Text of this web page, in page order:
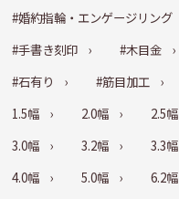
#婚約指輪・エンゲージリング
#手書き刻印
#木目金
#石有り
#筋目加工
1.5幅
2.0幅 2.5幅
3.0幅
3.2幅 3.3幅
4.0幅
5.0幅 6.2幅